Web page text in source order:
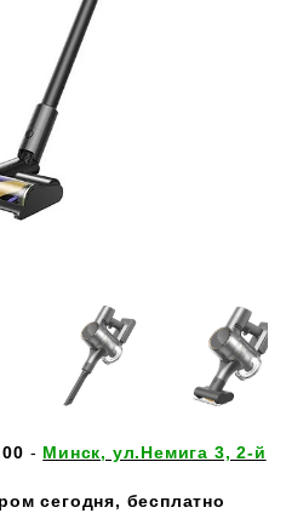
- Минск, ул.Немига 3, 2-й
сегодня, бесплатно